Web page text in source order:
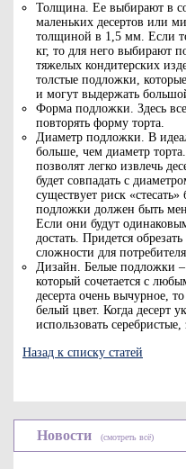
Толщина. Ее выбирают в
маленьких десертов или
толщиной в 1,5 мм. Если
кг, то для него выбирают
тяжелых кондитерских
толстые подложки,
и могут выдержать
Форма подложки. Здесь
повторять форму торта.
Диаметр подложки. В
больше, чем диаметр
позволят легко извлечь
будет совпадать с
существует риск
подложки должен быть
Если они будут
достать. Придется
сложности для
Дизайн. Белые подложки –
который сочетается с
десерта очень вычурное,
белый цвет. Когда десерт
использовать
Назад к списку статей
Новости (смотреть всё)